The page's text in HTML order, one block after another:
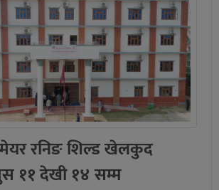
मेयर रनिङ शिल्ड खेलकुद
पुस ११ देखी १४ सम्म